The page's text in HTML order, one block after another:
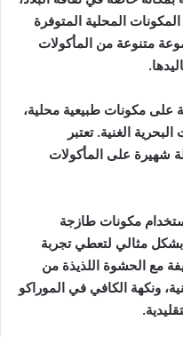
المحلية المتوفرة
متنوعة من المأكولات
على مكونات طبيعية محلية،
الغنية. تعتبر
شهيرة على المأكولات
مكونات طازجة
بشكل مثالي لتعطي تجربة
مع الحشوة اللذيذة من
ونكهة الكافي في الموراكو